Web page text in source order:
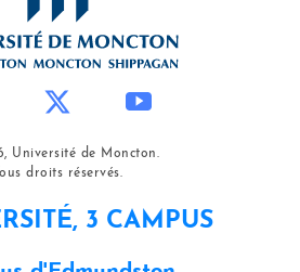
Université de Moncton.
droits réservés.
3 CAMPUS